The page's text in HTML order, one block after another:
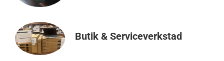
Butik & Serviceverkstad